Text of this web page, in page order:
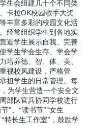
生会组建几十个不同类
卡拉OK校园歌手大奖
丰富多彩的校园文化活
经常组织学生到各地实
造学生展示自我、完善
学生学会生存、学会学
培养德、智、体、美、
视校风建设，严格管
担学生的日常管理。每
为学生营造一个安全文
部队官兵协同学校进行
”、“读书节”"女生
特长生工作室”，鼓励学